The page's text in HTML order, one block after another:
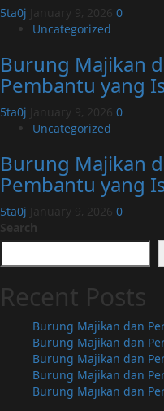
5ta0j January 9, 2026 0
Uncategorized
Burung Majikan
Pembantu yang
5ta0j January 9, 2026 0
Uncategorized
Burung Majikan
Pembantu yang
5ta0j January 9, 2026 0
Search
Recent Posts
Burung Majikan dan
Burung Majikan dan
Burung Majikan dan
Burung Majikan dan
Burung Majikan dan